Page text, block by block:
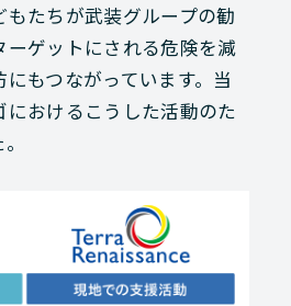
たちが武装グループの勧
ゲットにされる危険を減
もつながっています。当
おけるこうした活動のた